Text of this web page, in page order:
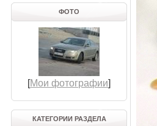
ФОТО
[Мои фотографии]
КАТЕГОРИИ РАЗДЕЛА